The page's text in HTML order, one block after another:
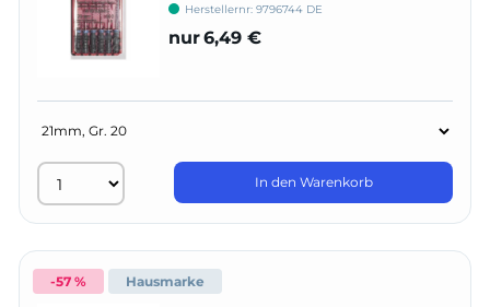
Herstellernr: 9796744 DE
nur6,49 €
In den Warenkorb
-57 % Hausmarke